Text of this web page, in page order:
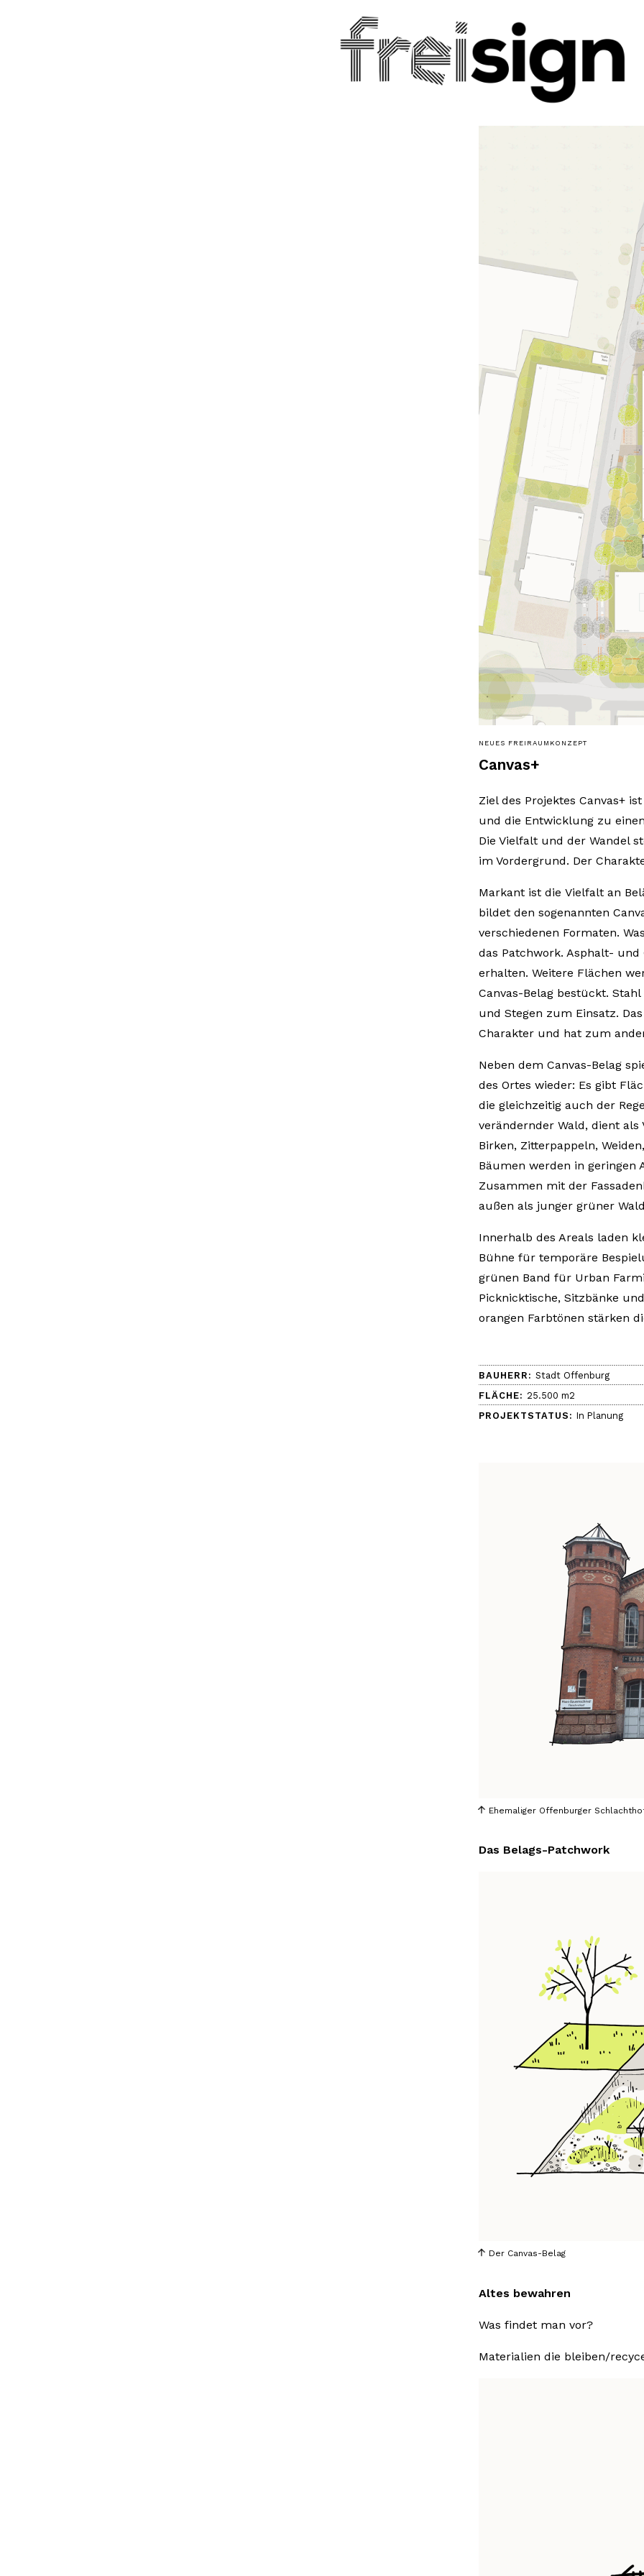
NEUES FREIRAUMKONZEPT
Canvas+
Ziel des Projektes Canvas+
und die Entwicklung zu
Die Vielfalt und der Wandel
im Vordergrund. Der
Markant ist die Vielfalt an
bildet den sogenannten
verschiedenen Formaten.
das Patchwork. Asphalt-
erhalten. Weitere Flächen
Canvas-Belag bestückt.
und Stegen zum Einsatz.
Charakter und hat zum
Neben dem Canvas-Belag
des Ortes wieder: Es gibt
die gleichzeitig auch der
verändernder Wald, dient
Birken, Zitterpappeln,
Bäumen werden in
Zusammen mit der
außen als junger grüner
Innerhalb des Areals laden
Bühne für temporäre
grünen Band für Urban
Picknicktische, Sitzbänke
orangen Farbtönen stärken
BAUHERR: Stadt Offenburg
FLÄCHE: 25.500 m2
PROJEKTSTATUS: In Planung
Ehemaliger Offenburger
Das Belags-Patchwork
Der Canvas-Belag
Altes bewahren
Was findet man vor?
Materialien die bleiben/